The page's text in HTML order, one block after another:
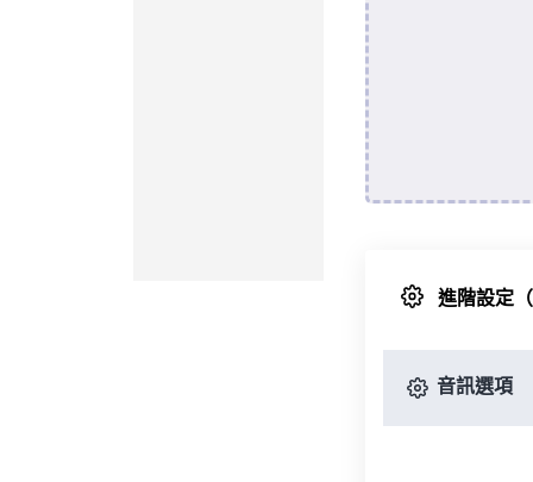
進階設定
音訊選項